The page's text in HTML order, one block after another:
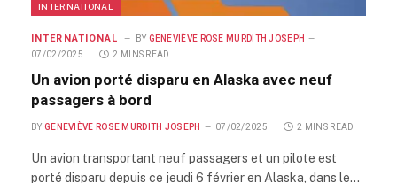
INTERNATIONAL
INTERNATIONAL BY GENEVIÈVE ROSE MURDITH JOSEPH
07/02/2025
2 MINS READ
Un avion porté disparu en Alaska avec neuf
passagers à bord
BY GENEVIÈVE ROSE MURDITH JOSEPH 07/02/2025 2 MINS READ
Un avion transportant neuf passagers et un pilote est
porté disparu depuis ce jeudi 6 février en Alaska, dans le…